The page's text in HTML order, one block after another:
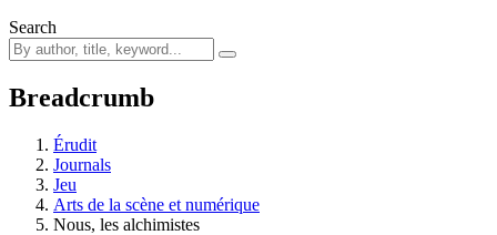
Search
Breadcrumb
Érudit
Journals
Jeu
Arts de la scène et numérique
Nous, les alchimistes